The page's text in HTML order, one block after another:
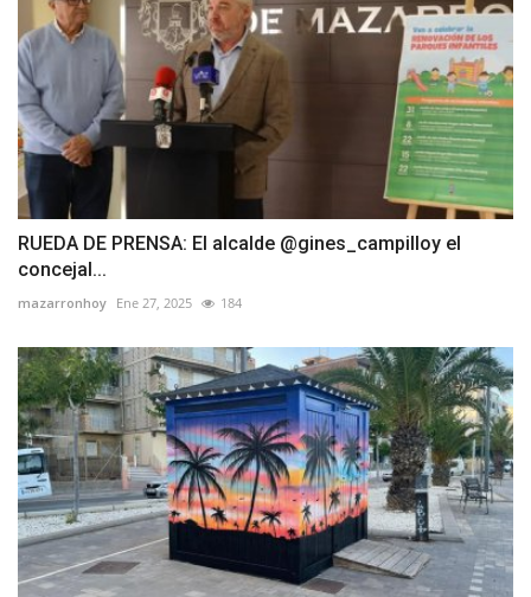
RUEDA DE PRENSA: El alcalde @gines_campilloy el
concejal...
mazarronhoy Ene 27, 2025 184